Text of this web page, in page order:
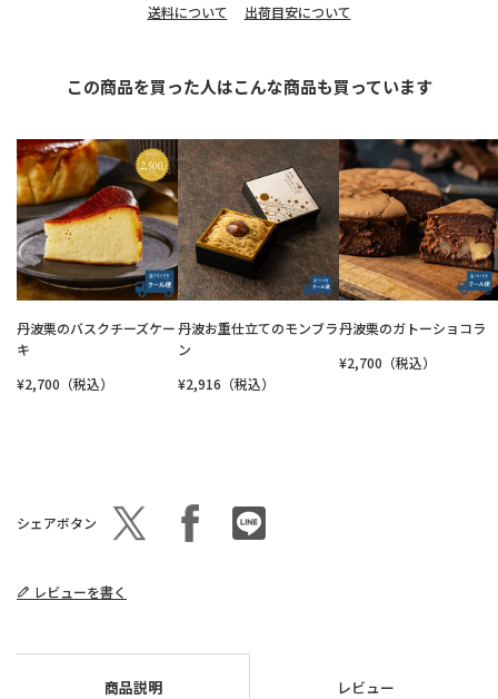
送料について 出荷目安について
この商品を買った人はこんな商品も買っています
丹波栗のバスクチーズケー
キ
¥2,700（税込）
丹波お重仕立てのモンブラ
ン
¥2,916（税込）
丹波栗のガトーショコラ
¥2,700（税込）
シェアボタン
レビューを書く
商品説明 レビュー